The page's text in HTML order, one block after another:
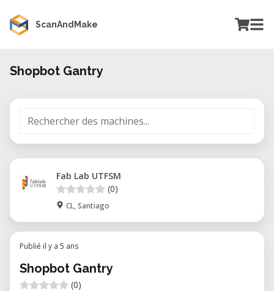
ScanAndMake
Shopbot Gantry
Fab Lab UTFSM
(0)
CL, Santiago
Publié il y a 5 ans
Shopbot Gantry
(0)